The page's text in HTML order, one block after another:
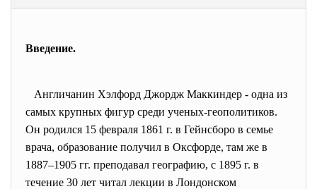
Введение.
Англичанин Хэлфорд Джордж Маккиндер - одна из
самых крупных фигур среди ученых-геополитиков.
Он родился 15 февраля 1861 г. в Гейнсборо в семье
врача, образование получил в Оксфорде, там же в
1887–1905 гг. преподавал географию, с 1895 г. в
течение 30 лет читал лекции в Лондонском